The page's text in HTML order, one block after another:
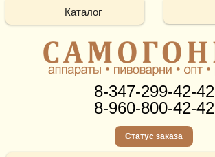
8-347-299-42-42
8-960-800-42-42
Статус заказа
Каталог